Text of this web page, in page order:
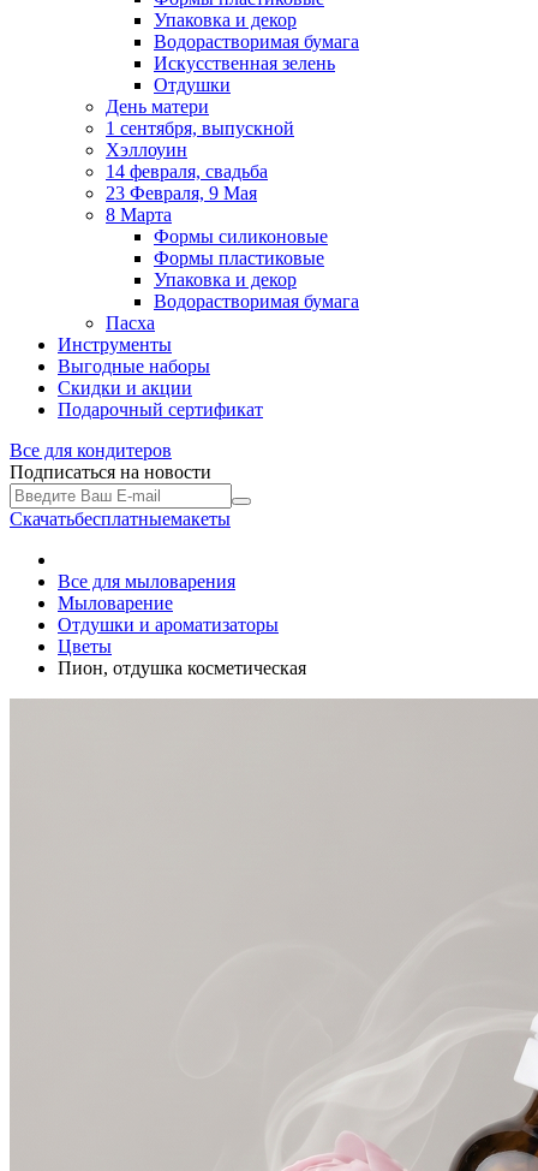
Упаковка и декор
Водорастворимая бумага
Искусственная зелень
Отдушки
День матери
1 сентября, выпускной
Хэллоуин
14 февраля, свадьба
23 Февраля, 9 Мая
8 Марта
Формы силиконовые
Формы пластиковые
Упаковка и декор
Водорастворимая бумага
Пасха
Инструменты
Выгодные наборы
Скидки и акции
Подарочный сертификат
Все для кондитеров
Подписаться на новости
Скачатьбесплатныемакеты
Все для мыловарения
Мыловарение
Отдушки и ароматизаторы
Цветы
Пион, отдушка косметическая